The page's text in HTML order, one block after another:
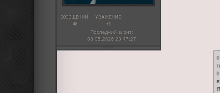
СООБЩЕНИЙ:
48
УВАЖЕНИЕ:
+3
Последний визит:
08.05.2026 23:47:27